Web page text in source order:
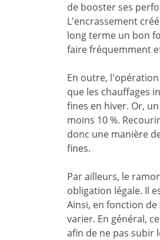
de booster ses
L'encrassement
long terme un bon
faire fréquemment
En outre,
que les chauffages
fines en hiver. Or,
moins 10 %.
donc une manière
fines.
Par ailleurs, le
obligation légale. Il
Ainsi, en fonction
varier. En général,
afin de ne pas subir